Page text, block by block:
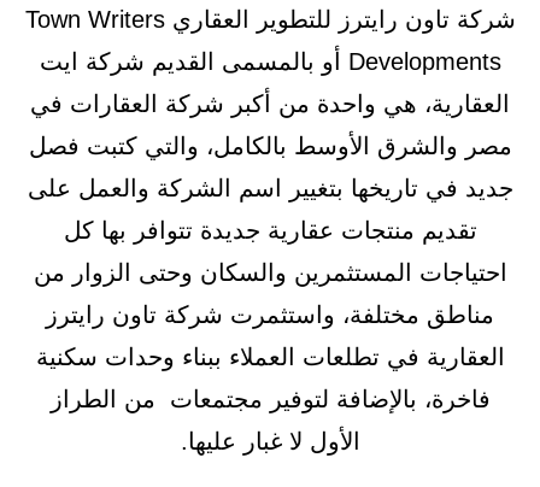
شركة تاون رايترز للتطوير العقاري Town Writers
Developments أو بالمسمى القديم شركة ايت
العقارية، هي واحدة من أكبر شركة العقارات في
مصر والشرق الأوسط بالكامل، والتي كتبت فصل
جديد في تاريخها بتغيير اسم الشركة والعمل على
تقديم منتجات عقارية جديدة تتوافر بها كل
احتياجات المستثمرين والسكان وحتى الزوار من
مناطق مختلفة، واستثمرت شركة تاون رايترز
العقارية في تطلعات العملاء ببناء وحدات سكنية
فاخرة، بالإضافة لتوفير مجتمعات من الطراز
الأول لا غبار عليها.